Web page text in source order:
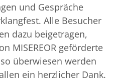
und Gespräche
Alle Besucher
dazu beigetragen,
MISEREOR geförderte
überwiesen werden
ein herzlicher Dank.